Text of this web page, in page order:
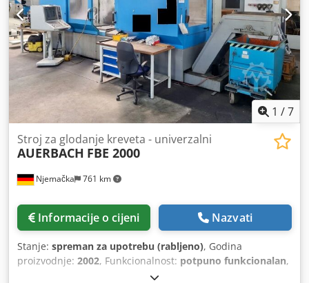
1 /7
Njemačka 761 km
Stroj za glodanje kreveta - univerzalni
AUERBACH FBE 2000
Informacije o cijeni Nazvati
Stanje: spreman za upotrebu (rabljeno), Godina
proizvodnje: 2002, Funkcionalnost: potpuno funkcionalan,
Stroj za glodanje na 3 osi - univerzalni | Proizvođač: